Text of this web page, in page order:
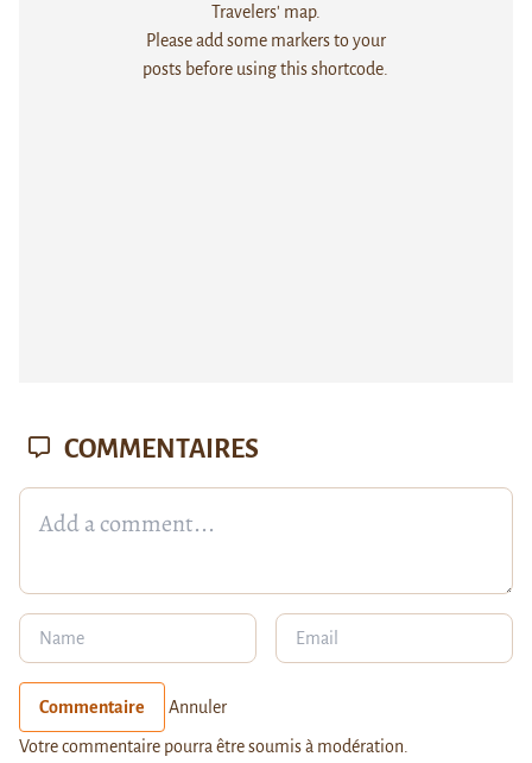
Travelers' map.
Please add some markers to your
posts before using this shortcode.
COMMENTAIRES
Commentaire Annuler
Votre commentaire pourra être soumis à modération.